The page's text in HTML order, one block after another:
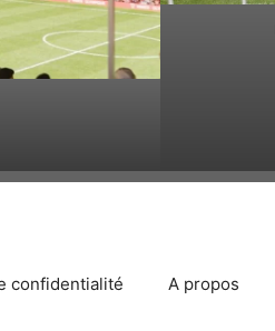
confidentialité A propos